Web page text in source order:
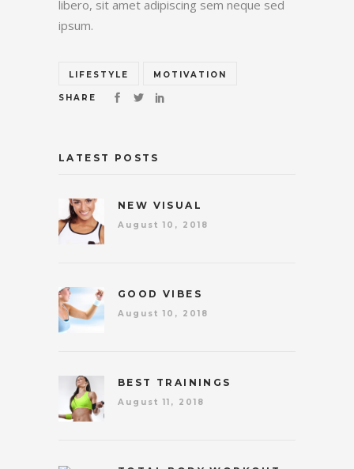
libero, sit amet adipiscing sem neque sed
ipsum.
LIFESTYLE MOTIVATION
SHARE
LATEST POSTS
NEW VISUAL
August 10, 2018
GOOD VIBES
August 10, 2018
BEST TRAININGS
August 11, 2018